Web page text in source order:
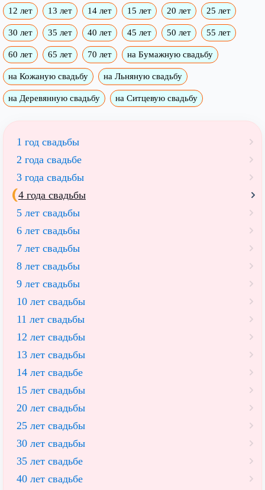
12 лет 13 лет 14 лет 15 лет 20 лет 25 лет
30 лет 35 лет 40 лет 45 лет 50 лет 55 лет
60 лет 65 лет 70 лет на Бумажную свадьбу
на Кожаную свадьбу на Льняную свадьбу
на Деревянную свадьбу на Ситцевую свадьбу
1 год свадьбы
2 года свадьбе
3 года свадьбы
4 года свадьбы
5 лет свадьбы
6 лет свадьбы
7 лет свадьбы
8 лет свадьбы
9 лет свадьбы
10 лет свадьбы
11 лет свадьбы
12 лет свадьбы
13 лет свадьбы
14 лет свадьбе
15 лет свадьбы
20 лет свадьбы
25 лет свадьбы
30 лет свадьбы
35 лет свадьбе
40 лет свадьбе